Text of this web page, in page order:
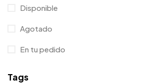
Disponible
Agotado
En tu pedido
Tags